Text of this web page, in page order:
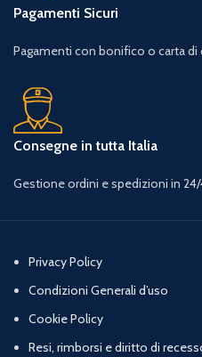
Pagamenti Sicuri
Pagamenti con bonifico o carta di
Consegne in tutta Italia
Gestione ordini e spedizioni in
Privacy Policy
Condizioni Generali d’uso
Cookie Policy
Resi, rimborsi e diritto di